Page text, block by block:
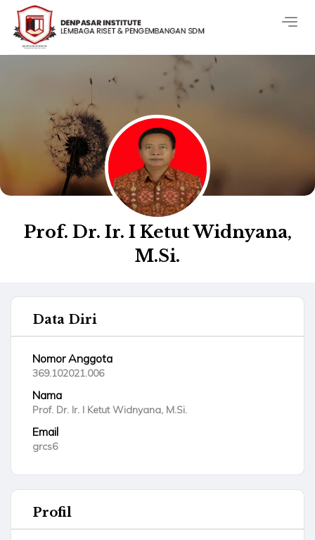
Prof. Dr. Ir. I Ketut Widnyana,
M.Si.
Data Diri
Nomor Anggota
369.102021.006
Nama
Prof. Dr. Ir. I Ketut Widnyana, M.Si.
Email
grcs6
Profil